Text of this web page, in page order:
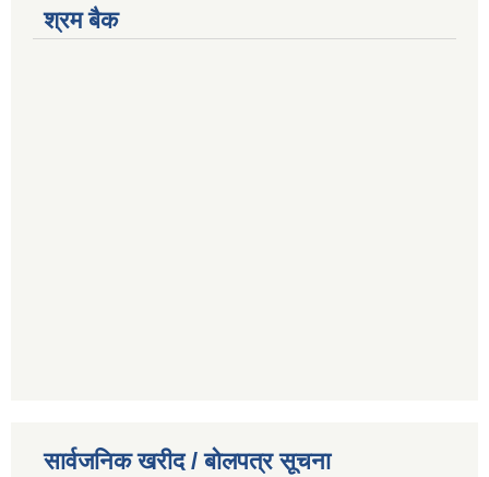
श्रम बैक
सार्वजनिक खरीद / बोलपत्र सूचना